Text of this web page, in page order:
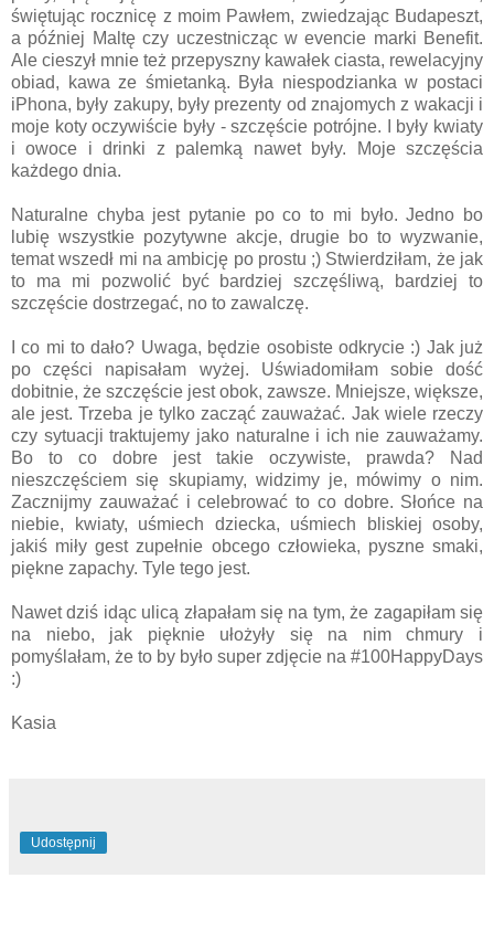
świętując rocznicę z moim Pawłem, zwiedzając Budapeszt,
a później Maltę czy uczestnicząc w evencie marki Benefit.
Ale cieszył mnie też przepyszny kawałek ciasta, rewelacyjny
obiad, kawa ze śmietanką. Była niespodzianka w postaci
iPhona, były zakupy, były prezenty od znajomych z wakacji i
moje koty oczywiście były - szczęście potrójne. I były kwiaty
i owoce i drinki z palemką nawet były. Moje szczęścia
każdego dnia.
Naturalne chyba jest pytanie po co to mi było. Jedno bo
lubię wszystkie pozytywne akcje, drugie bo to wyzwanie,
temat wszedł mi na ambicję po prostu ;) Stwierdziłam, że jak
to ma mi pozwolić być bardziej szczęśliwą, bardziej to
szczęście dostrzegać, no to zawalczę.
I co mi to dało? Uwaga, będzie osobiste odkrycie :) Jak już
po części napisałam wyżej. Uświadomiłam sobie dość
dobitnie, że szczęście jest obok, zawsze. Mniejsze, większe,
ale jest. Trzeba je tylko zacząć zauważać. Jak wiele rzeczy
czy sytuacji traktujemy jako naturalne i ich nie zauważamy.
Bo to co dobre jest takie oczywiste, prawda? Nad
nieszczęściem się skupiamy, widzimy je, mówimy o nim.
Zacznijmy zauważać i celebrować to co dobre. Słońce na
niebie, kwiaty, uśmiech dziecka, uśmiech bliskiej osoby,
jakiś miły gest zupełnie obcego człowieka, pyszne smaki,
piękne zapachy. Tyle tego jest.
Nawet dziś idąc ulicą złapałam się na tym, że zagapiłam się
na niebo, jak pięknie ułożyły się na nim chmury i
pomyślałam, że to by było super zdjęcie na #100HappyDays
:)
Kasia
Udostępnij